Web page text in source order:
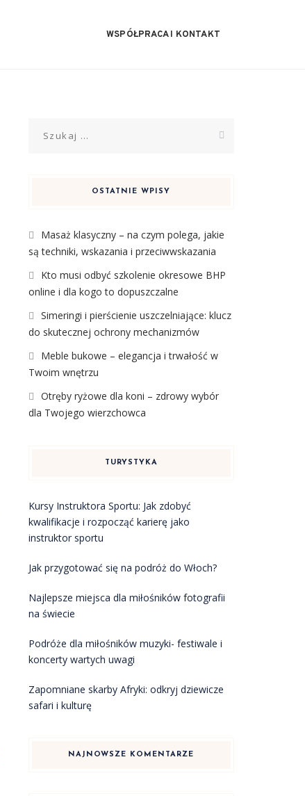
WSPÓŁPRACA I KONTAKT
OSTATNIE WPISY
Masaż klasyczny – na czym polega, jakie
są techniki, wskazania i przeciwwskazania
Kto musi odbyć szkolenie okresowe BHP
online i dla kogo to dopuszczalne
Simeringi i pierścienie uszczelniające: klucz
do skutecznej ochrony mechanizmów
Meble bukowe – elegancja i trwałość w
Twoim wnętrzu
Otręby ryżowe dla koni – zdrowy wybór
dla Twojego wierzchowca
TURYSTYKA
Kursy Instruktora Sportu: Jak zdobyć
kwalifikacje i rozpocząć karierę jako
instruktor sportu
Jak przygotować się na podróż do Włoch?
Najlepsze miejsca dla miłośników fotografii
na świecie
Podróże dla miłośników muzyki- festiwale i
koncerty wartych uwagi
Zapomniane skarby Afryki: odkryj dziewicze
safari i kulturę
NAJNOWSZE KOMENTARZE